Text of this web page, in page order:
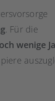
. Für die
wenige